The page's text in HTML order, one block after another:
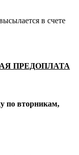
в счете
ПРЕДОПЛАТА
по вторникам,